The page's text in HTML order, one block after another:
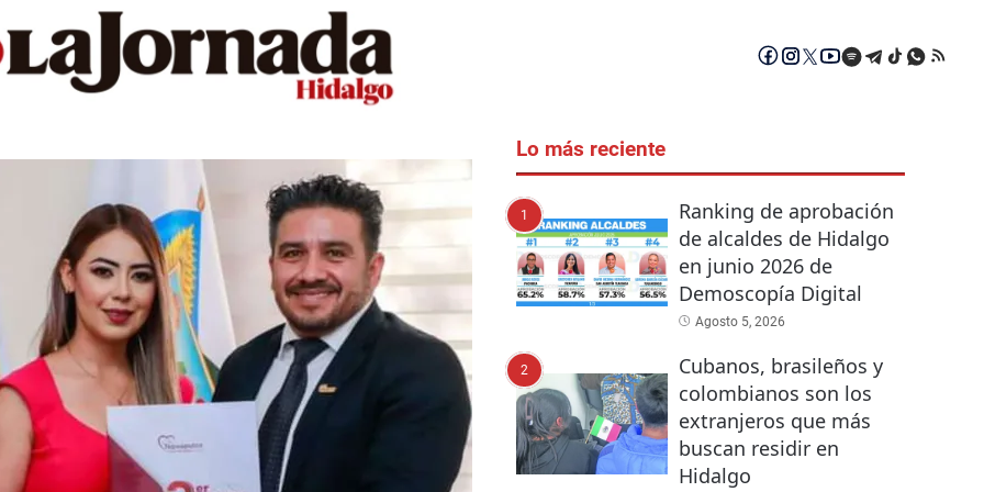
Lo más reciente
1
Ranking de aprobación
de alcaldes de Hidalgo
en junio 2026 de
Demoscopía Digital
Agosto 5, 2026
2
Cubanos, brasileños y
colombianos son los
extranjeros que más
buscan residir en
Hidalgo